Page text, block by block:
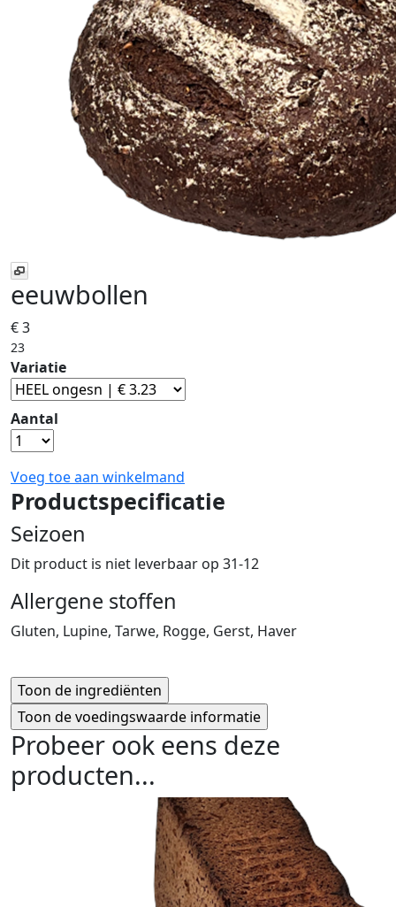
eeuwbollen
€ 3
23
Variatie
Aantal
Voeg toe aan winkelmand
Productspecificatie
Seizoen
Dit product is niet leverbaar op 31-12
Allergene stoffen
Gluten, Lupine, Tarwe, Rogge, Gerst, Haver
Probeer ook eens deze
producten...